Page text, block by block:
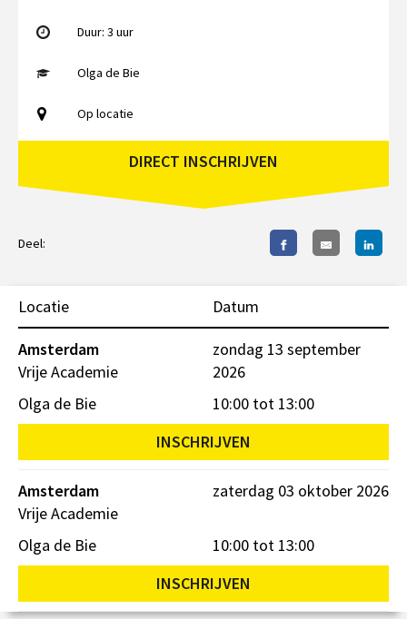
Duur: 3 uur
Olga de Bie
Op locatie
DIRECT INSCHRIJVEN
Deel:
Locatie Datum
Amsterdam
Vrije Academie
zondag 13 september
2026
10:00 tot 13:00
Olga de Bie
INSCHRIJVEN
Amsterdam
Vrije Academie
zaterdag 03 oktober 2026
10:00 tot 13:00
Olga de Bie
INSCHRIJVEN